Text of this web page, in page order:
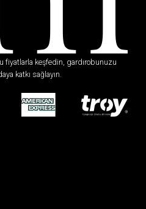
fiyatlarla keşfedin, gardırobunuzu
katkı sağlayın.